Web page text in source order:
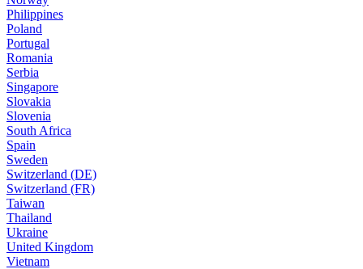
Philippines
Poland
Portugal
Romania
Serbia
Singapore
Slovakia
Slovenia
South Africa
Spain
Sweden
Switzerland (DE)
Switzerland (FR)
Taiwan
Thailand
Ukraine
United Kingdom
Vietnam